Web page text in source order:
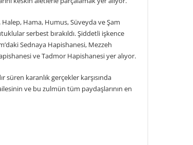
Hama, Humus, Süveyda ve Şam
serbest bırakıldı. Şiddetli işkence
Sednaya Hapishanesi, Mezzeh
ve Tadmor Hapishanesi yer alıyor.
karanlık gerçekler karşısında
ve bu zulmün tüm paydaşlarının en